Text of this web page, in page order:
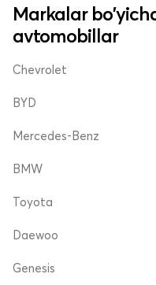
Markalar
avtomobillar
Chevrolet
BYD
Mercedes-Benz
BMW
Toyota
Daewoo
Genesis